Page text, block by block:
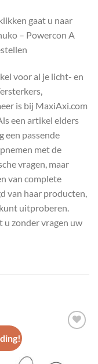
gaat u naar
– Powercon A
voor al je licht- en
is bij MaxiAxi.com
een artikel elders
een passende
met de
vragen, maar
van complete
van haar producten,
uitproberen.
u zonder vragen uw